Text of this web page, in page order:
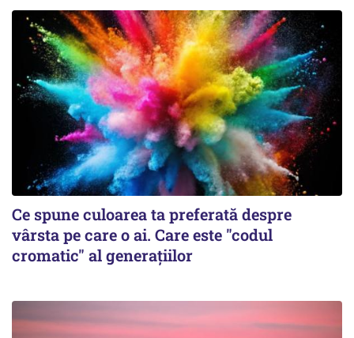
Ce spune culoarea ta preferată despre
vârsta pe care o ai. Care este "codul
cromatic" al generațiilor